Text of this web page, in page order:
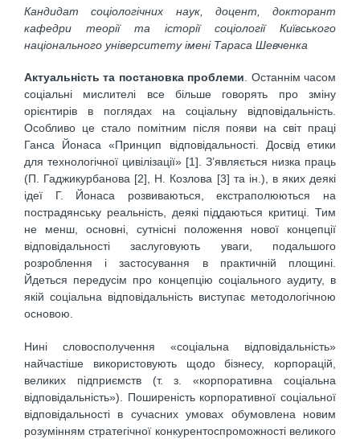
Кандидат соціологічних наук, доцент, докторант
кафедри теорії та історії соціології Київського
національного університету імені Тараса Шевченка
Актуальність та постановка проблеми. Останнім часом
соціальні мислителі все більше говорять про зміну
орієнтирів в поглядах на соціальну відповідальність.
Особливо це стало помітним після появи на світ праці
Ганса Йонаса «Принцип відповідальності. Досвід етики
для технологічної цивілізації» [1]. З’являється низка праць
(П. Гаджикурбанова [2], Н. Козлова [3] та ін.), в яких деякі
ідеї Г. Йонаса розвиваються, екстраполюються на
пострадянську реальність, деякі піддаються критиці. Тим
не менш, основні, сутнісні положення нової концепції
відповідальності заслуговують уваги, подальшого
розроблення і застосування в практичній площині.
Йдеться передусім про концепцію соціального аудиту, в
якій соціальна відповідальність виступає методологічною
основою.
Нині словосполучення «соціальна відповідальність»
найчастіше використовують щодо бізнесу, корпорацій,
великих підприємств (т. з. «корпоративна соціальна
відповідальність»). Поширеність корпоративної соціальної
відповідальності в сучасних умовах обумовлена новим
розумінням стратегічної конкурентоспроможності великого